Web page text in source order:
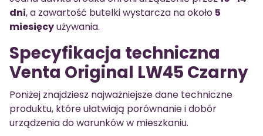
dni, a zawartość butelki wystarcza na około 5
miesięcyużywania.
Specyfikacja techniczna
Venta Original LW45 Czarny
Poniżej znajdziesz najważniejsze dane techniczne
produktu, które ułatwiają porównanie i dobór
urządzenia do warunków w mieszkaniu.